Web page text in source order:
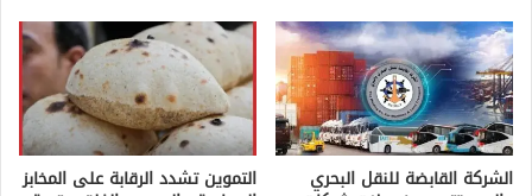
الشركة القابضة للنقل البحري التموين تشدد الرقابة على المخابز